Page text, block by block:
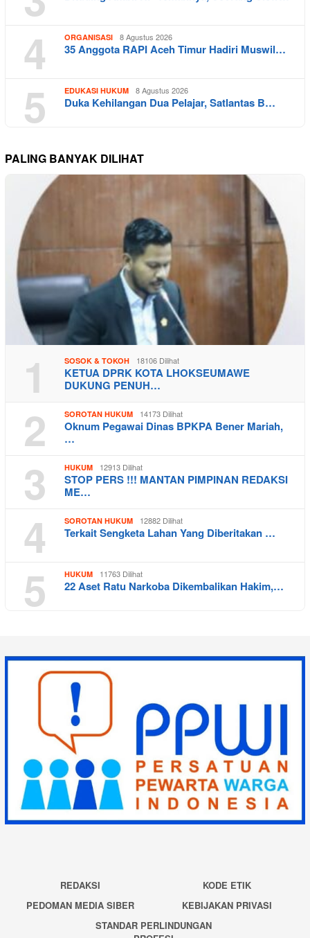
4 ORGANISASI 8 Agustus 2026
35 Anggota RAPI Aceh Timur Hadiri Muswil…
5 EDUKASI HUKUM 8 Agustus 2026
Duka Kehilangan Dua Pelajar, Satlantas B…
PALING BANYAK DILIHAT
1 SOSOK & TOKOH 18106 Dilihat
KETUA DPRK KOTA LHOKSEUMAWE
DUKUNG PENUH…
2 SOROTAN HUKUM 14173 Dilihat
Oknum Pegawai Dinas BPKPA Bener Mariah,
…
3 HUKUM 12913 Dilihat
STOP PERS !!! MANTAN PIMPINAN REDAKSI
ME…
4 SOROTAN HUKUM 12882 Dilihat
Terkait Sengketa Lahan Yang Diberitakan …
5 HUKUM 11763 Dilihat
22 Aset Ratu Narkoba Dikembalikan Hakim,…
REDAKSI
KODE ETIK
PEDOMAN MEDIA SIBER
KEBIJAKAN PRIVASI
STANDAR PERLINDUNGAN